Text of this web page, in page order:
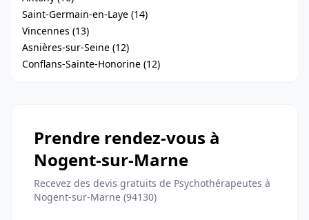
Saint-Germain-en-Laye (14)
Vincennes (13)
Asnières-sur-Seine (12)
Conflans-Sainte-Honorine (12)
Prendre rendez-vous à
Nogent-sur-Marne
Recevez des devis gratuits de Psychothérapeutes à
Nogent-sur-Marne (94130)